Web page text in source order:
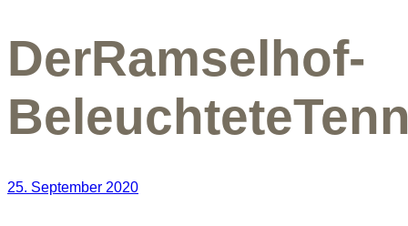
DerRamselhof-
25. September 2020